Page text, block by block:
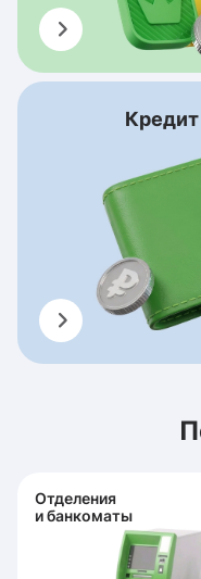
Отделения
и банкоматы